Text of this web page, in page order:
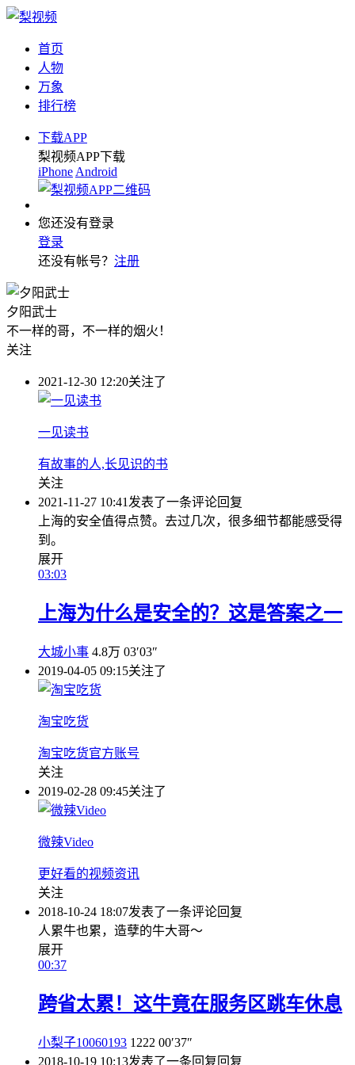
首页
人物
万象
排行榜
下载APP
梨视频APP下载
iPhone Android
您还没有登录
登录
还没有帐号？ 注册
夕阳武士
不一样的哥，不一样的烟火！
关注
2021-12-30 12:20关注了
一见读书
有故事的人,长见识的书
关注
2021-11-27 10:41 发表了一条评论回复
上海的安全值得点赞。去过几次，很多细节都能感受得
到。
展开
03:03
上海为什么是安全的？这是答案之一
大城小事 4.8万 03′03″
2019-04-05 09:15关注了
淘宝吃货
淘宝吃货官方账号
关注
2019-02-28 09:45关注了
微辣Video
更好看的视频资讯
关注
2018-10-24 18:07发表了一条评论回复
人累牛也累，造孽的牛大哥～
展开
00:37
跨省太累！这牛竟在服务区跳车休息
小梨子10060193 1222 00′37″
2018-10-19 10:13发表了一条回复回复